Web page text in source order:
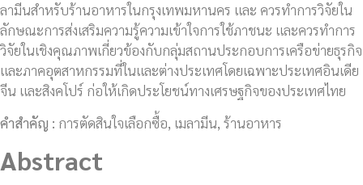
ลามีนสำหรับร้านอาหารในกรุงเทพมหานคร และ ควรทำการวิจัยใน
ลักษณะการส่งเสริมความรู้ความเข้าใจการใช้ภาชนะ และควรทำการ
วิจัยในเชิงคุณภาพเกี่ยวข้องกับกลุ่มสถานประกอบการเครือข่ายธุรกิจ
และภาคอุตสาหกรรมที่ในและต่างประเทศโดยเฉพาะประเทศอินเดีย
จีน และสิงคโปร์ ก่อให้เกิดประโยชน์ทางเศรษฐกิจของประเทศไทย
คำสำคัญ : การตัดสินใจเลือกซื้อ, เมลามีน, ร้านอาหาร
Abstract